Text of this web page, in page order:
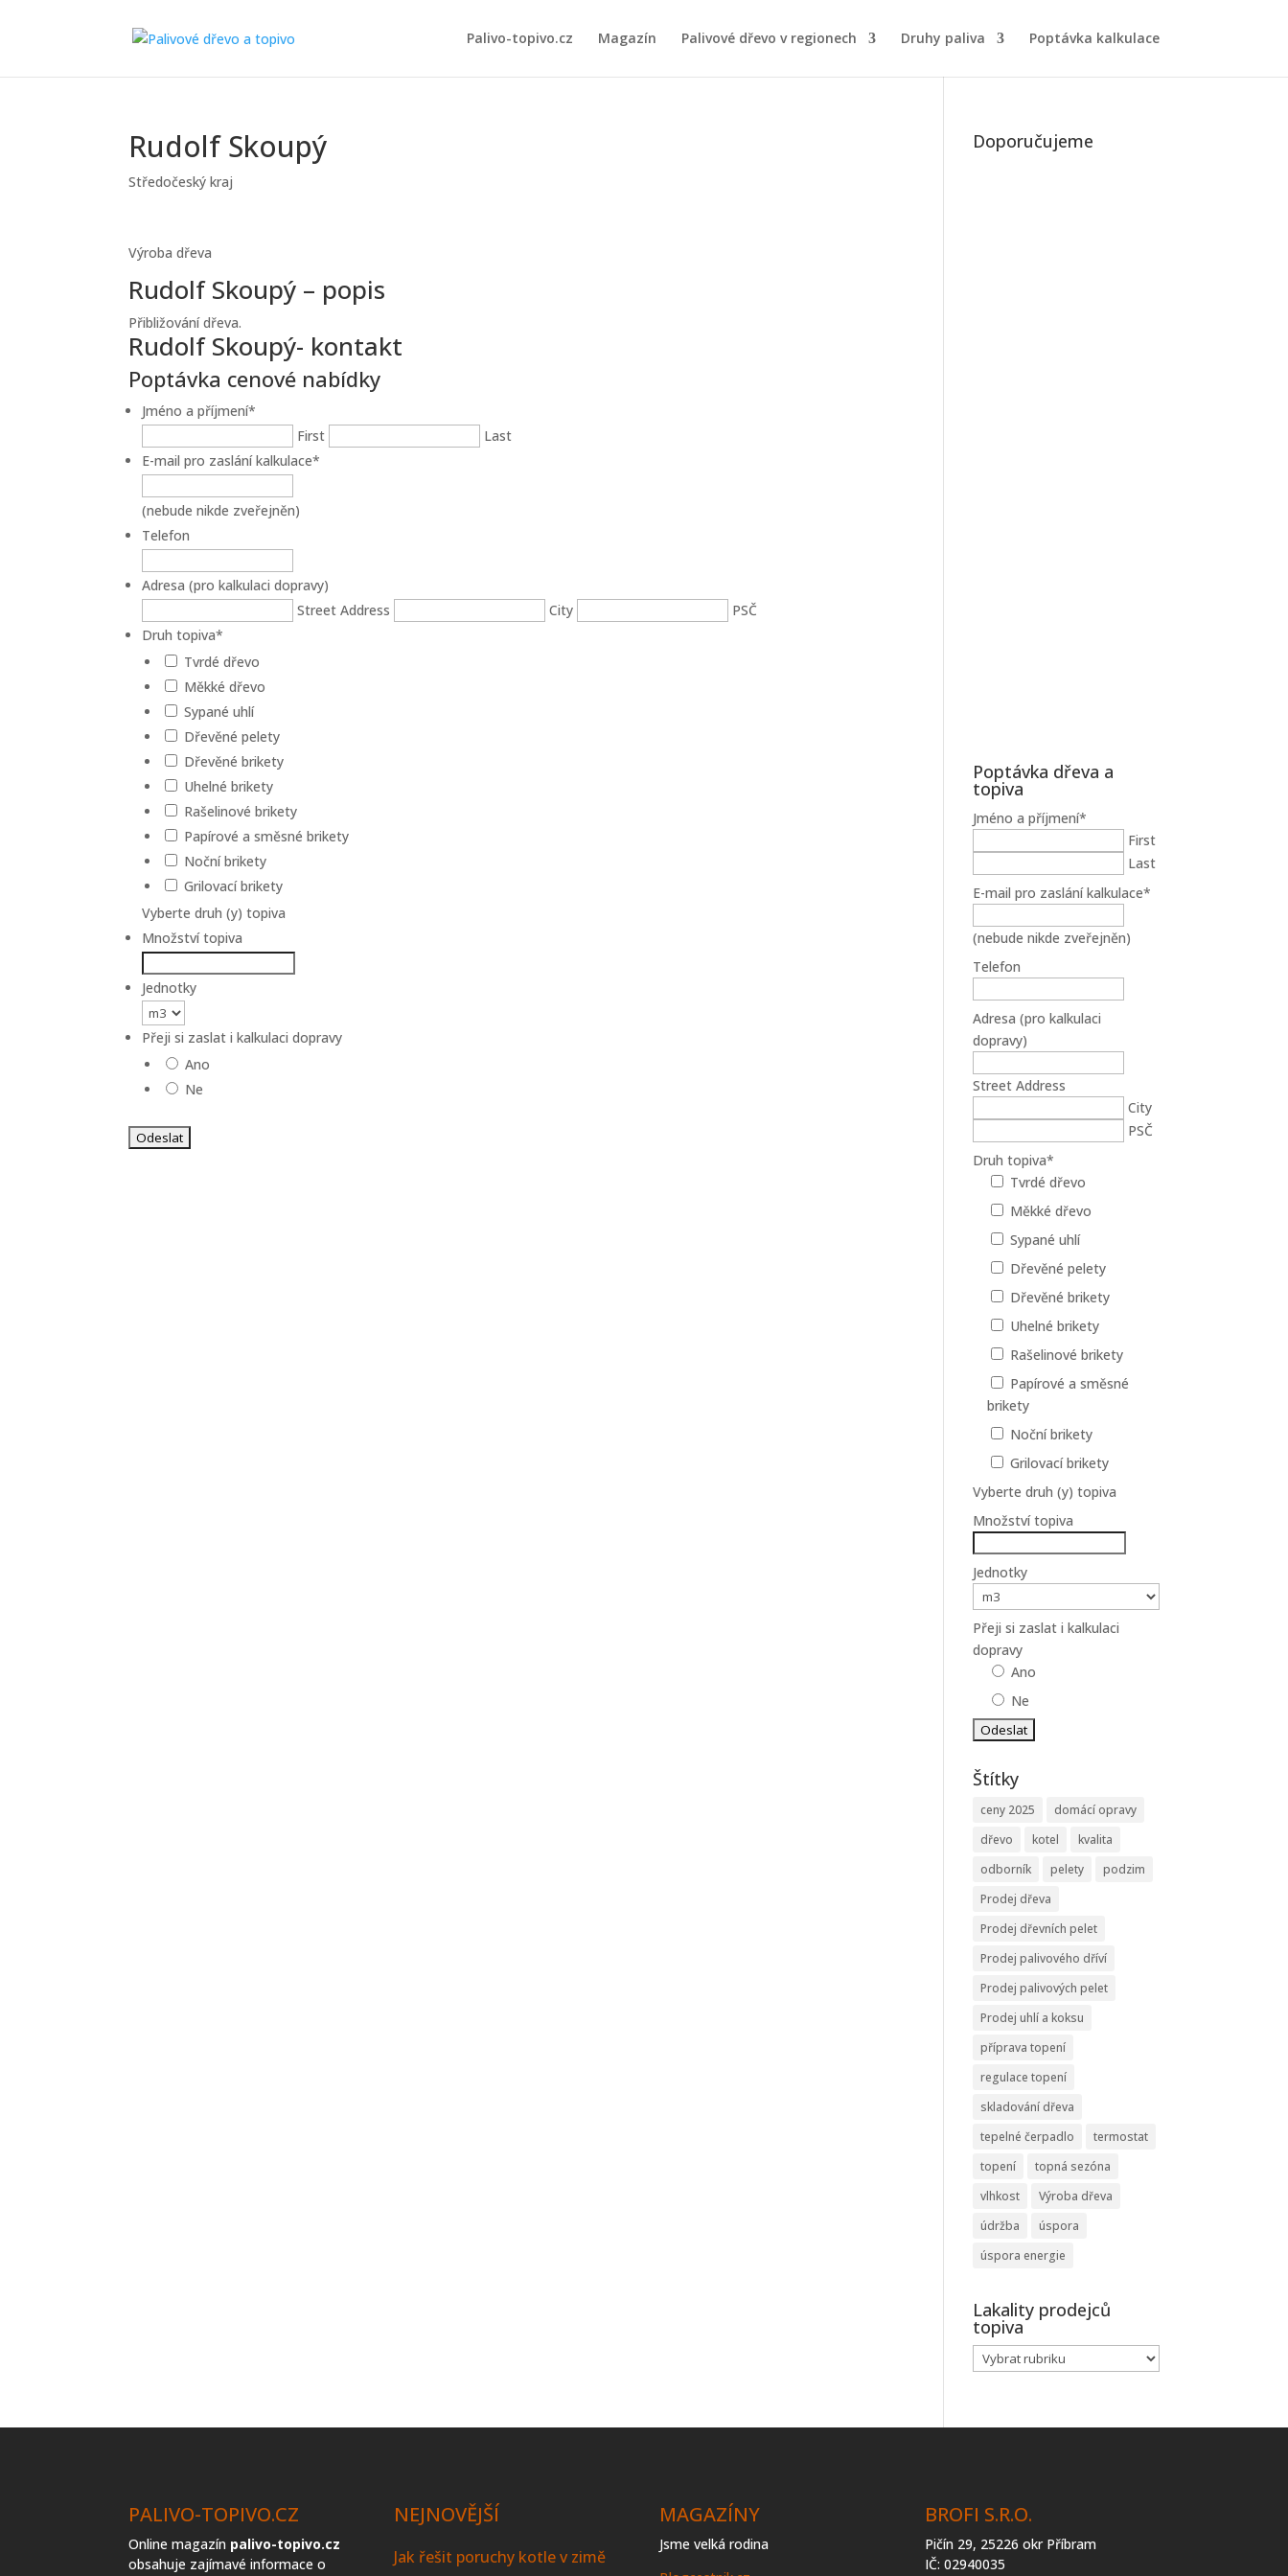
Palivo-topivo.cz Magazín Palivové dřevo v regionech Druhy paliva Poptávka kalkulace
Rudolf Skoupý
Středočeský kraj
Výroba dřeva
Rudolf Skoupý – popis
Přibližování dřeva.
Rudolf Skoupý- kontakt
Poptávka cenové nabídky
Jméno a příjmení*
First
Last
E-mail pro zaslání kalkulace*
(nebude nikde zveřejněn)
Telefon
Adresa (pro kalkulaci dopravy)
Street Address
City
PSČ
Druh topiva*
Tvrdé dřevo
Měkké dřevo
Sypané uhlí
Dřevěné pelety
Dřevěné brikety
Uhelné brikety
Rašelinové brikety
Papírové a směsné brikety
Noční brikety
Grilovací brikety
Vyberte druh (y) topiva
Množství topiva
Jednotky
Přeji si zaslat i kalkulaci dopravy
Ano
Ne
Doporučujeme
Poptávka dřeva a
topiva
Jméno a příjmení*
First
Last
E-mail pro zaslání kalkulace*
(nebude nikde zveřejněn)
Telefon
Adresa (pro kalkulaci
dopravy)
Street Address
City
PSČ
Druh topiva*
Tvrdé dřevo
Měkké dřevo
Sypané uhlí
Dřevěné pelety
Dřevěné brikety
Uhelné brikety
Rašelinové brikety
Papírové a směsné
brikety
Noční brikety
Grilovací brikety
Vyberte druh (y) topiva
Množství topiva
Jednotky
Přeji si zaslat i kalkulaci
dopravy
Ano
Ne
Štítky
ceny 2025
domácí opravy
dřevo
kotel
kvalita
odborník
pelety
podzim
Prodej dřeva
Prodej dřevních pelet
Prodej palivového dříví
Prodej palivových pelet
Prodej uhlí a koksu
příprava topení
regulace topení
skladování dřeva
tepelné čerpadlo
termostat
topení
topná sezóna
vlhkost
Výroba dřeva
údržba
úspora
úspora energie
Lakality prodejců
topiva
Lakality
prodejců
PALIVO-TOPIVO.CZ
Online magazín palivo-topivo.cz
obsahuje zajímavé informace o
NEJNOVĚJŠÍ
Jak řešit poruchy kotle v zimě
MAGAZÍNY
Jsme velká rodina
BROFI S.R.O.
Pičín 29, 25226 okr Příbram
IČ: 02940035